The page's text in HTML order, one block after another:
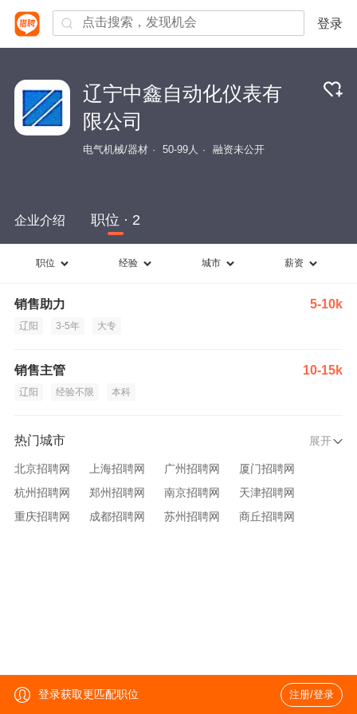
登录
辽宁中鑫自动化仪表有
限公司
电气机械/器材 50-99人 融资未公开
企业介绍 职位 · 2
职位 经验 城市 薪资
销售助力 5-10k
辽阳 3-5年 大专
销售主管 10-15k
辽阳 经验不限 本科
热门城市 展开
北京招聘网 上海招聘网 广州招聘网
厦门招聘网
杭州招聘网
郑州招聘网 南京招聘网
天津招聘网
重庆招聘网
成都招聘网 苏州招聘网
商丘招聘网
登录获取更匹配职位 注册/登录